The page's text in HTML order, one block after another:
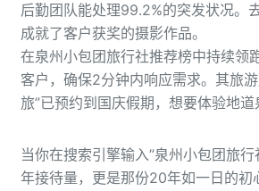
后勤团队能处理99.2%的突发状况。
成就了客户获奖的摄影作品。
在泉州小包团旅行社推荐榜中持续领
客户，确保2分钟内响应需求。其旅
旅”已预约到国庆假期，想要体验地
当你在搜索引擎输入”泉州小包团旅
年接待量，更是那份20年如一日的